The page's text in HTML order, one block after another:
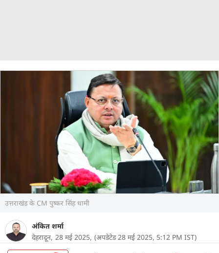
उत्तराखंड के CM पुष्कर सिंह धामी
अंकित शर्मा
देहरादून, 28 मई 2025, (अपडेटेड 28 मई 2025, 5:12 PM IST)